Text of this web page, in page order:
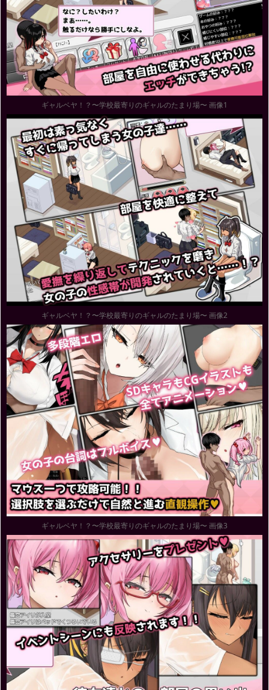
ギャルベヤ！？〜学校最寄りのギャルのたまり場〜 画像1
ギャルベヤ！？〜学校最寄りのギャルのたまり場〜 画像2
ギャルベヤ！？〜学校最寄りのギャルのたまり場〜 画像3